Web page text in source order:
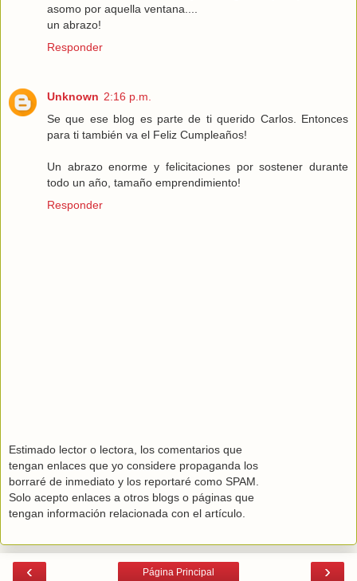
asomo por aquella ventana....
un abrazo!
Responder
Unknown 2:16 p.m.
Se que ese blog es parte de ti querido Carlos. Entonces
para ti también va el Feliz Cumpleaños!
Un abrazo enorme y felicitaciones por sostener durante
todo un año, tamaño emprendimiento!
Responder
Estimado lector o lectora, los comentarios que
tengan enlaces que yo considere propaganda los
borraré de inmediato y los reportaré como SPAM.
Solo acepto enlaces a otros blogs o páginas que
tengan información relacionada con el artículo.
‹ ›
Página Principal